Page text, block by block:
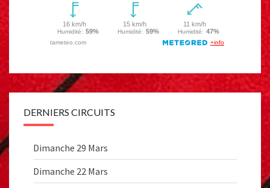
DERNIERS CIRCUITS
Dimanche 29 Mars
Dimanche 22 Mars